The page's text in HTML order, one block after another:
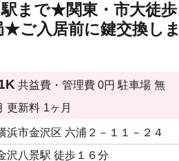
まで★関東・市大徒歩
★ご入居前に鍵交換しま
共益費・管理費 0円 駐車場 無
更新料 1ヶ月
浜市金沢区 六浦２－１１－２４
沢八景駅 徒歩１６分